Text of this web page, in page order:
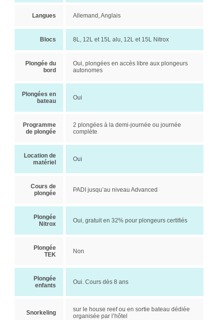
Langues Allemand, Anglais
Blocs 8L, 12L et 15L alu, 12L et 15L Nitrox
Plongée du
bord
Oui, plongées en accès libre aux plongeurs
autonomes
Plongées en
bateau
Oui
Programme
de plongée
2 plongées à la demi-journée ou journée
complète
Location de
matériel
Oui
Cours de
plongée
PADI jusqu’au niveau Advanced
Plongée
Nitrox
Oui, gratuit en 32% pour plongeurs certifiés
Plongée
TEK
Non
Plongée
enfants
Oui. Cours dès 8 ans
Snorkeling
sur le house reef ou en sortie bateau dédiée
organisée par l’hôtel